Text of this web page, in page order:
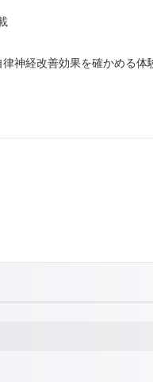
神経改善効果を確かめる体